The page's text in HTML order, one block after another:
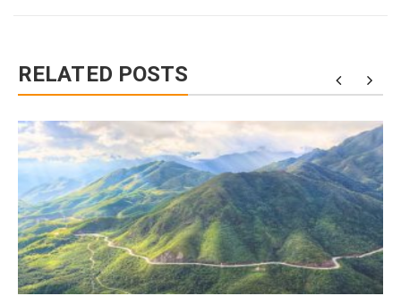
RELATED POSTS